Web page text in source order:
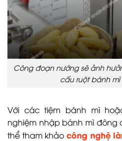
Công đoạn nướng sẽ ảnh
cấu ruột bánh mì
Với các tiệm bánh mì
nghiệm nhập bánh mì đông
thể tham khảo công nghệ